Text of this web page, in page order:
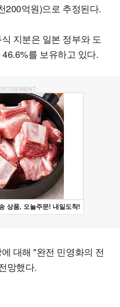
200억원)으로 추정된다.
지분은 일본 정부와 도
를 보유하고 있다.
대해 "완전 민영화의 전
망했다.